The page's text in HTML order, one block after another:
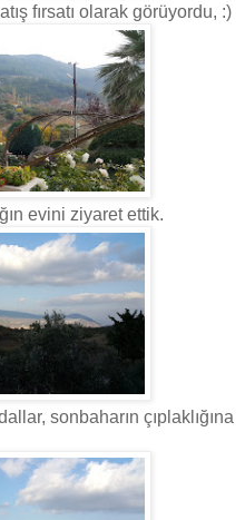
fırsatı olarak görüyordu, :)
evini ziyaret ettik.
sonbaharın çıplaklığına